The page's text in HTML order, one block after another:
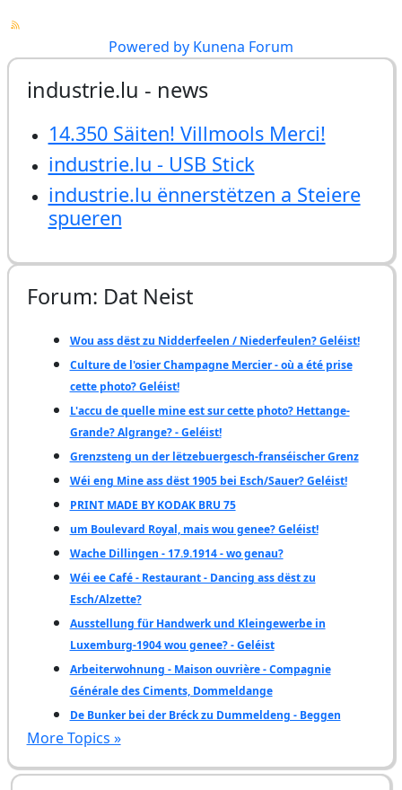
Powered by Kunena Forum
industrie.lu - news
14.350 Säiten! Villmools Merci!
industrie.lu - USB Stick
industrie.lu ënnerstëtzen a Steiere
spueren
Forum: Dat Neist
Wou ass dëst zu Nidderfeelen / Niederfeulen? Geléist!
Culture de l'osier Champagne Mercier - où a été prise
cette photo? Geléist!
L'accu de quelle mine est sur cette photo? Hettange-
Grande? Algrange? - Geléist!
Grenzsteng un der lëtzebuergesch-franséischer Grenz
Wéi eng Mine ass dëst 1905 bei Esch/Sauer? Geléist!
PRINT MADE BY KODAK BRU 75
um Boulevard Royal, mais wou genee? Geléist!
Wache Dillingen - 17.9.1914 - wo genau?
Wéi ee Café - Restaurant - Dancing ass dëst zu
Esch/Alzette?
Ausstellung für Handwerk und Kleingewerbe in
Luxemburg-1904 wou genee? - Geléist
Arbeiterwohnung - Maison ouvrière - Compagnie
Générale des Ciments, Dommeldange
De Bunker bei der Bréck zu Dummeldeng - Beggen
More Topics »